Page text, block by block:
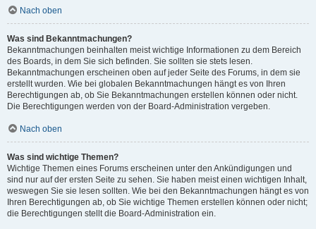
Nach oben
Was sind Bekanntmachungen?
Bekanntmachungen beinhalten meist wichtige Informationen zu dem Bereich
des Boards, in dem Sie sich befinden. Sie sollten sie stets lesen.
Bekanntmachungen erscheinen oben auf jeder Seite des Forums, in dem sie
erstellt wurden. Wie bei globalen Bekanntmachungen hängt es von Ihren
Berechtigungen ab, ob Sie Bekanntmachungen erstellen können oder nicht.
Die Berechtigungen werden von der Board-Administration vergeben.
Nach oben
Was sind wichtige Themen?
Wichtige Themen eines Forums erscheinen unter den Ankündigungen und
sind nur auf der ersten Seite zu sehen. Sie haben meist einen wichtigen Inhalt,
weswegen Sie sie lesen sollten. Wie bei den Bekanntmachungen hängt es von
Ihren Berechtigungen ab, ob Sie wichtige Themen erstellen können oder nicht;
die Berechtigungen stellt die Board-Administration ein.